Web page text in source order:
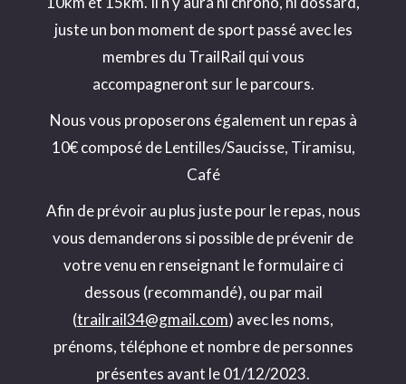
juste un bon moment de sport passé avec les
membres du TrailRail qui vous
accompagneront sur le parcours.
Nous vous proposerons également un repas à
10€ composé de Lentilles/Saucisse, Tiramisu,
Café
Afin de prévoir au plus juste pour le repas, nous
vous demanderons si possible de prévenir de
votre venu en renseignant le formulaire ci
dessous (recommandé), ou par mail
(trailrail34@gmail.com) avec les noms,
prénoms, téléphone et nombre de personnes
présentes avant le 01/12/2023.